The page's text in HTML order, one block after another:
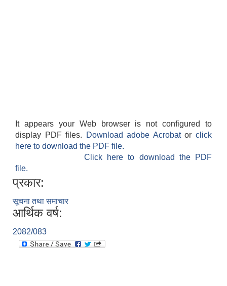
It appears your Web browser is not configured to
display PDF files.
Download adobe Acrobatorclick
here to download the PDF file.
Click here to download the PDF
file.
प्रकार:
सूचना तथा समाचार
आर्थिक वर्ष:
2082/083